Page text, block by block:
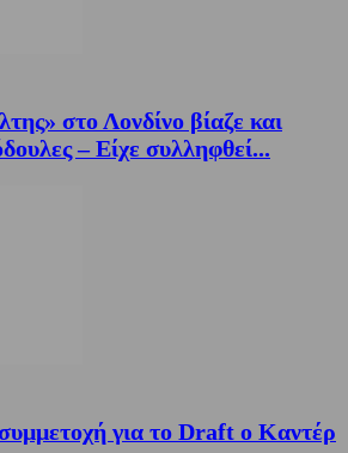
στο Λονδίνο βίαζε και
– Είχε συλληφθεί...
για το Draft ο Καντέρ